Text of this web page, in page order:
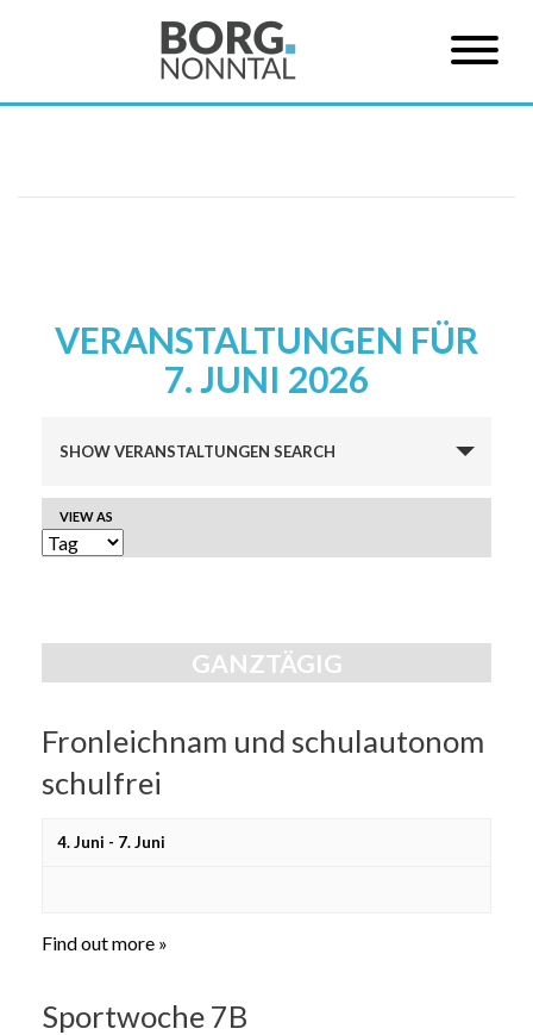
VERANSTALTUNGEN FÜR
7. JUNI 2026
Suche
und
Ansichten,
SHOW VERANSTALTUNGEN SEARCH
VERANSTALTUNG
ANSICHTEN-
VIEW AS
GANZTÄGIG
Fronleichnam und schulautonom
schulfrei
4. Juni - 7. Juni
Find out more »
Sportwoche 7B